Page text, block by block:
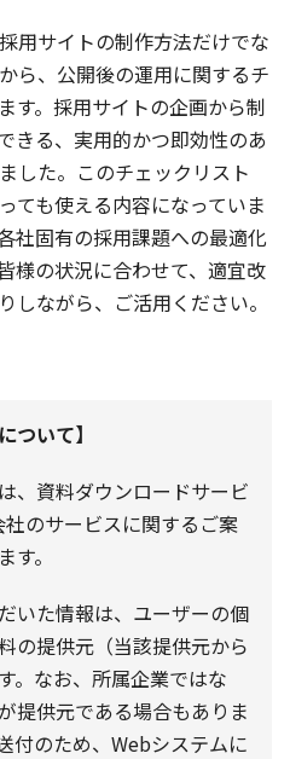
用サイトの制作方法だけでな
ら、公開後の運用に関するチ
す。採用サイトの企画から制
きる、実用的かつ即効性のあ
した。このチェックリスト
ても使える内容になっていま
社固有の採用課題への最適化
様の状況に合わせて、適宜改
しながら、ご活用ください。
ついて】
、資料ダウンロードサービ
のサービスに関するご案
。
いた情報は、ユーザーの個
の提供元（当該提供元から
。なお、所属企業ではな
提供元である場合もありま
付のため、Webシステムに